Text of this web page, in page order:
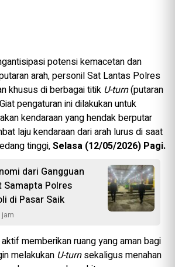
potensi kemacetan dan
arah, personil Sat Lantas Polres
khusus di berbagai titik U-turn(putaran
pengaturan ini dilakukan untuk
kendaraan yang hendak berputar
laju kendaraan dari arah lurus di saat
tinggi,Selasa (12/05/2026) Pagi.
dari Gangguan
Samapta Polres
di Pasar Saik
jam
memberikan ruang yang aman bagi
melakukan U-turnsekaligus menahan